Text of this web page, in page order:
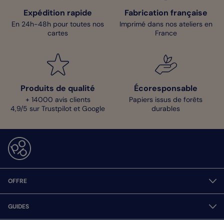
Expédition rapide
En 24h-48h pour toutes nos
cartes
Fabrication française
Imprimé dans nos ateliers en
France
Produits de qualité
+ 14000 avis clients
4,9/5 sur Trustpilot et Google
Écoresponsable
Papiers issus de forêts
durables
OFFRE
GUIDES